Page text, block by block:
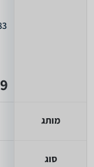
מותג
סוג